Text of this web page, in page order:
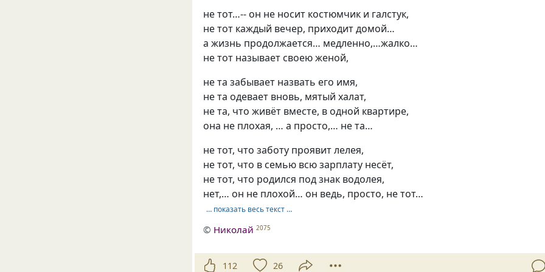
не тот…-- он не носит костюмчик и галстук,
не тот каждый вечер, приходит домой…
а жизнь продолжается… медленно,…жалко…
не тот называет своею женой,
не та забывает назвать его имя,
не та одевает вновь, мятый халат,
не та, что живёт вместе, в одной квартире,
она не плохая, … а просто,… не та…
не тот, что заботу проявит лелея,
не тот, что в семью всю зарплату несёт,
не тот, что родился под знак водолея,
нет,… он не плохой… он ведь, просто, не тот…
… показать весь текст …
© Hиколай 2075
112 26